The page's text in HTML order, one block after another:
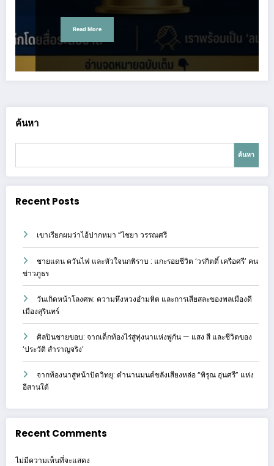
Read More
ค้นหา
ค้นหา
Recent Posts
เขาเรียกผมว่าไอ้ปากหมา “ไชยา วรรณศรี
ชายแดน ควันไฟ และหัวใจนกพิราบ : แกะรอยชีวิต ‘วรกิตติ์ เครือศรี’ คน
ข่าวภูธร
วันเกิดหน้าโลงศพ: ความหึงหวงอำมหิต และการเสียสละของพลเมืองดี
เมืองสุรินทร์
ศิลปินชายขอบ: จากเด็กท้องไร่สู่ทุ่งนาแห่งพู่กัน — แสง สี และชีวิตของ
‘ประวัติ สำราญจริง’
จากท้องนาสู่หน้าปัดวิทยุ: ตำนานมนต์ขลังเสียงหล่อ “พิรุณ อุ่นศรี” แห่ง
อีสานใต้
Recent Comments
ไม่มีความเห็นที่จะแสดง